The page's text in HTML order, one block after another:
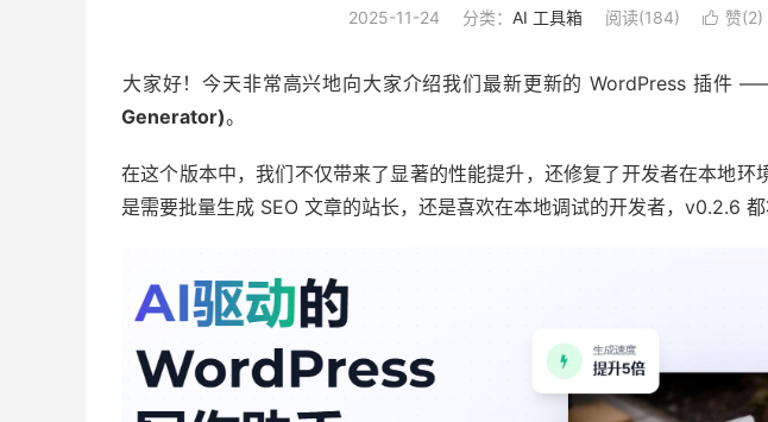
2025-11-24 分类： AI 工具箱 阅读(184)  赞(2)
大家好！今天非常高兴地向大家介绍我们最新更新的 WordPress 插件
Generator)。
在这个版本中，我们不仅带来了显著的性能提升，还修复了开发者在本地环
是需要批量生成 SEO 文章的站长，还是喜欢在本地调试的开发者，v0.2.6 都